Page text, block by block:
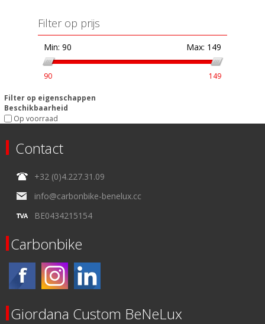
Filter op prijs
Min: 90 Max: 149
90 149
Filter op eigenschappen
Beschikbaarheid
Op voorraad
Contact
+32 (0)4.227.31.09
info@carbonbike-benelux.cc
BE0434215154
Carbonbike
Giordana Custom BeNeLux